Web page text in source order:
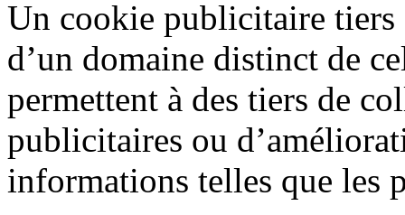
Un cookie publicitaire tiers
d’un domaine distinct de
permettent à des tiers de
publicitaires ou
informations telles que les